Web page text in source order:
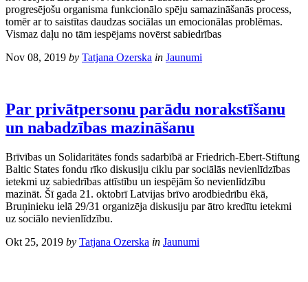
progresējošu organisma funkcionālo spēju samazināšanās process,
tomēr ar to saistītas daudzas sociālas un emocionālas problēmas.
Vismaz daļu no tām iespējams novērst sabiedrības
Nov 08, 2019 by Tatjana Ozerska in Jaunumi
Par privātpersonu parādu norakstīšanu
un nabadzības mazināšanu
Brīvības un Solidaritātes fonds sadarbībā ar Friedrich-Ebert-Stiftung
Baltic States fondu rīko diskusiju ciklu par sociālās nevienlīdzības
ietekmi uz sabiedrības attīstību un iespējām šo nevienlīdzību
mazināt. Šī gada 21. oktobrī Latvijas brīvo arodbiedrību ēkā,
Bruņinieku ielā 29/31 organizēja diskusiju par ātro kredītu ietekmi
uz sociālo nevienlīdzību.
Okt 25, 2019 by Tatjana Ozerska in Jaunumi